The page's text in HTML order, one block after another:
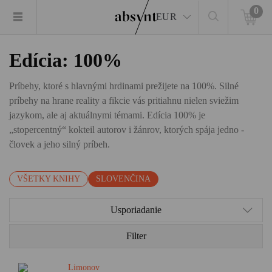
EUR
0
Edícia: 100%
Príbehy, ktoré s hlavnými hrdinami prežijete na 100%. Silné
príbehy na hrane reality a fikcie vás pritiahnu nielen sviežim
jazykom, ale aj aktuálnymi témami. Edícia 100% je
„stopercentný“ kokteil autorov i žánrov, ktorých spája jedno -
človek a jeho silný príbeh.
VŠETKY KNIHY SLOVENČINA
Usporiadanie
Filter